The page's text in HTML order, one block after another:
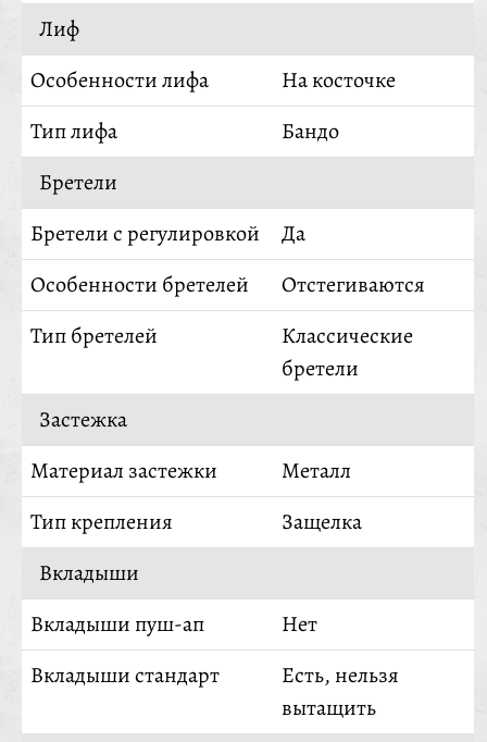
Лиф
Особенности лифа
На косточке
Тип лифа
Бандо
Бретели
Бретели с регулировкой
Да
Особенности бретелей
Отстегиваются
Тип бретелей
Классические
бретели
Застежка
Материал застежки
Металл
Тип крепления
Защелка
Вкладыши
Вкладыши пуш-ап
Нет
Вкладыши стандарт
Есть, нельзя
вытащить